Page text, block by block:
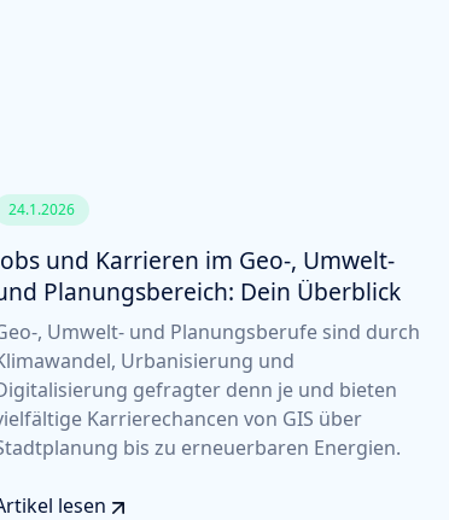
24.1.2026
und Karrieren im Geo-, Umwelt-
Planungsbereich: Dein Überblick
, Umwelt- und Planungsberufe sind durch
Urbanisierung und
gefragter denn je und bieten
Karrierechancen von GIS über
bis zu erneuerbaren Energien.
lesen